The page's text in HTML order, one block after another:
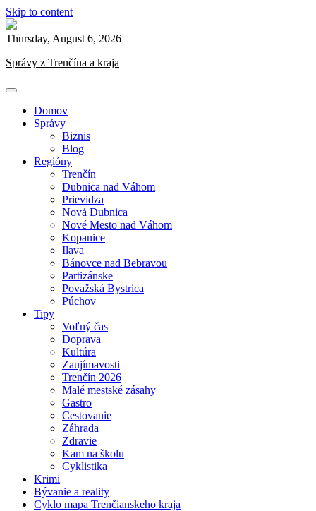
Skip to content
Thursday, August 6, 2026
Správy z Trenčína a kraja
Domov
Správy
Biznis
Blog
Regióny
Trenčín
Dubnica nad Váhom
Prievidza
Nová Dubnica
Nové Mesto nad Váhom
Kopanice
Ilava
Bánovce nad Bebravou
Partizánske
Považská Bystrica
Púchov
Tipy
Voľný čas
Doprava
Kultúra
Zaujímavosti
Trenčín 2026
Malé mestské zásahy
Gastro
Cestovanie
Záhrada
Zdravie
Kam na školu
Cyklistika
Krimi
Bývanie a reality
Cyklo mapa Trenčianskeho kraja